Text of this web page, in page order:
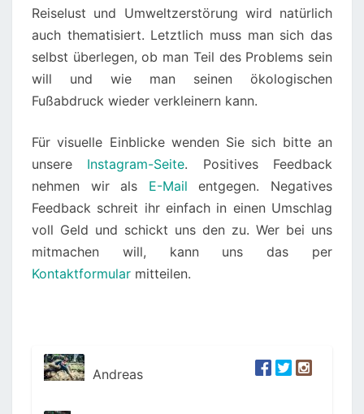
Reiselust und Umweltzerstörung wird natürlich
auch thematisiert. Letztlich muss man sich das
selbst überlegen, ob man Teil des Problems sein
will und wie man seinen ökologischen
Fußabdruck wieder verkleinern kann.
Für visuelle Einblicke wenden Sie sich bitte an
unsere Instagram-Seite. Positives Feedback
nehmen wir als E-Mail entgegen. Negatives
Feedback schreit ihr einfach in einen Umschlag
voll Geld und schickt uns den zu. Wer bei uns
mitmachen will, kann uns das per
Kontaktformular mitteilen.
Andreas